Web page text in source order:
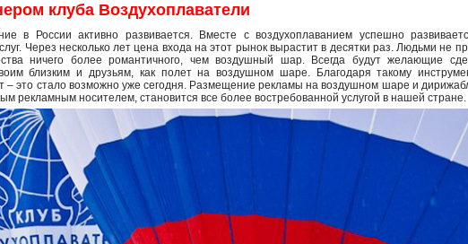
клуба Воздухоплаватели
в России активно развивается. Вместе с воздухоплаванием успешно
Через несколько лет цена входа на этот рынок вырастит в десятки раз. Людьми не
ничего более романтичного, чем воздушный шар. Всегда будут желающие
близким и друзьям, как полет на воздушном шаре. Благодаря такому
– это стало возможно уже сегодня. Размещение рекламы на воздушном шаре и
рекламным носителем, становится все более востребованной услугой в нашей стране.